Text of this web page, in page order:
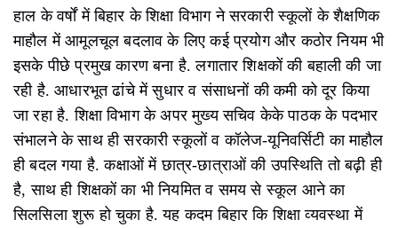
हाल के वर्षों में बिहार के शिक्षा विभाग ने सरकारी स्कूलों के शैक्षणिक
माहौल में आमूलचूल बदलाव के लिए कई प्रयोग और कठोर नियम भी
इसके पीछे प्रमुख कारण बना है. लगातार शिक्षकों की बहाली की जा
रही है. आधारभूत ढांचे में सुधार व संसाधनों की कमी को दूर किया
जा रहा है. शिक्षा विभाग के अपर मुख्य सचिव केके पाठक के पदभार
संभालने के साथ ही सरकारी स्कूलों व कॉलेज-यूनिवर्सिटी का माहौल
ही बदल गया है. कक्षाओं में छात्र-छात्राओं की उपस्थिति तो बढ़ी ही
है, साथ ही शिक्षकों का भी नियमित व समय से स्कूल आने का
सिलसिला शुरू हो चुका है. यह कदम बिहार कि शिक्षा व्यवस्था में